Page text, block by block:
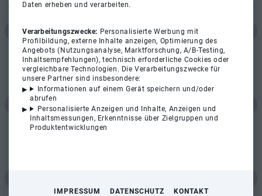
Daten erheben und verarbeiten.
Verarbeitungszwecke: Personalisierte Werbung mit
Profilbildung, externe Inhalte anzeigen, Optimierung des
Angebots (Nutzungsanalyse, Marktforschung, A/B-Testing,
Inhaltsempfehlungen), technisch erforderliche Cookies oder
vergleichbare Technologien. Die Verarbeitungszwecke für
unsere Partner sind insbesondere:
Informationen auf einem Gerät speichern und/oder
abrufen
Personalisierte Anzeigen und Inhalte, Anzeigen und
Inhaltsmessungen, Erkenntnisse über Zielgruppen und
Produktentwicklungen
IMPRESSUM DATENSCHUTZ KONTAKT